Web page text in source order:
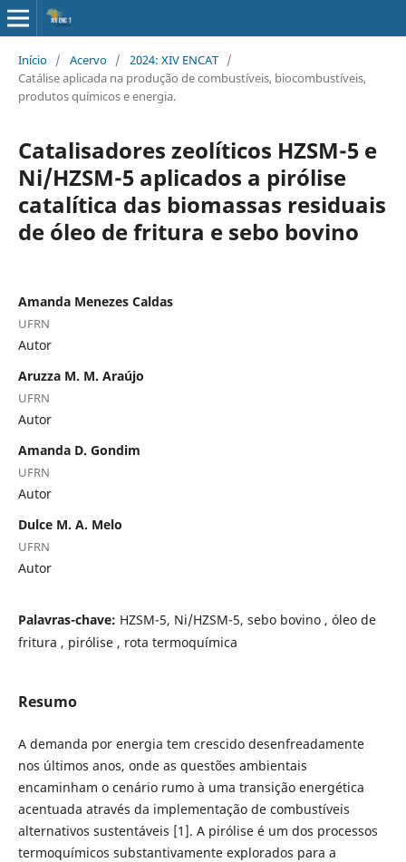
Início / Acervo / 2024: XIV ENCAT /
Catálise aplicada na produção de combustíveis, biocombustíveis,
produtos químicos e energia.
Catalisadores zeolíticos HZSM-5 e
Ni/HZSM-5 aplicados a pirólise
catalítica das biomassas residuais
de óleo de fritura e sebo bovino
Amanda Menezes Caldas
UFRN
Autor
Aruzza M. M. Araújo
UFRN
Autor
Amanda D. Gondim
UFRN
Autor
Dulce M. A. Melo
UFRN
Autor
Palavras-chave: HZSM-5, Ni/HZSM-5, sebo bovino , óleo de
fritura , pirólise , rota termoquímica
Resumo
A demanda por energia tem crescido desenfreadamente
nos últimos anos, onde as questões ambientais
encaminham o cenário rumo à uma transição energética
acentuada através da implementação de combustíveis
alternativos sustentáveis [1]. A pirólise é um dos processos
termoquímicos substantivamente explorados para a